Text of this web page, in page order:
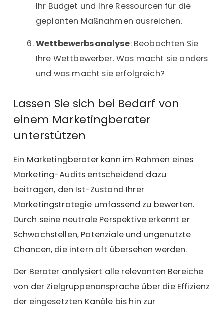
Ihr Budget und Ihre Ressourcen für die
geplanten Maßnahmen ausreichen.
Wettbewerbsanalyse: Beobachten Sie
Ihre Wettbewerber. Was macht sie anders
und was macht sie erfolgreich?
Lassen Sie sich bei Bedarf von
einem Marketingberater
unterstützen
Ein Marketingberater kann im Rahmen eines
Marketing-Audits entscheidend dazu
beitragen, den Ist-Zustand Ihrer
Marketingstrategie umfassend zu bewerten.
Durch seine neutrale Perspektive erkennt er
Schwachstellen, Potenziale und ungenutzte
Chancen, die intern oft übersehen werden.
Der Berater analysiert alle relevanten Bereiche
von der Zielgruppenansprache über die Effizienz
der eingesetzten Kanäle bis hin zur